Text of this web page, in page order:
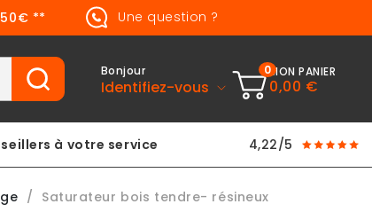
** Une question ?
Bonjour
Identifiez-vous
0MON PANIER
0,00 €
à votre service 4,22/5
Saturateur bois tendre- résineux